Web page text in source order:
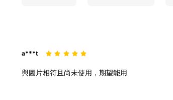
a***t
與圖片相符且尚未使用，期望能用